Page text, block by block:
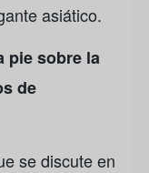
asiático.
pie sobre la
de
se discute en